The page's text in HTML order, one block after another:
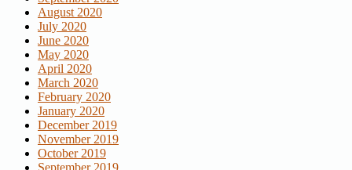
August 2020
July 2020
June 2020
May 2020
April 2020
March 2020
February 2020
January 2020
December 2019
November 2019
October 2019